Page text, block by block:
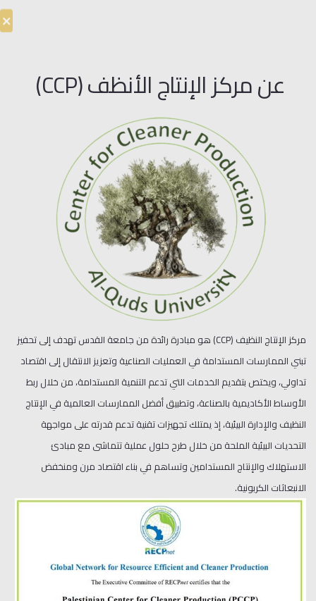
عن مركز الإنتاج الأنظف (CCP)
مركز الإنتاج النظيف (CCP) هو مبادرة رائدة من جامعة القدس تهدف إلى تحفيز
تبني الممارسات المستدامة في العمليات الصناعية وتعزيز الانتقال إلى اقتصاد
تداولي، ويختص بتقديم الخدمات التي تدعم التنمية المستدامة، من خلال ربط
الأوساط الأكاديمية بالصناعة، وتطبيق أفضل الممارسات العالمية في الإنتاج
النظيف والإدارة البيئية، إذ يمتلك تجهيزات تقنية تدعم قدرته على مواجهة
التحديات البيئية الملحة من خلال طرح حلول عملية تتماشى مع مبادئ
الاستهلاك والإنتاج المستدامين وتساهم في بناء اقتصاد مرن ومنخفض
الانبعاثات الكربونية.